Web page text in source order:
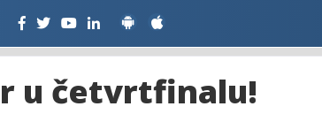
u četvrtfinalu!